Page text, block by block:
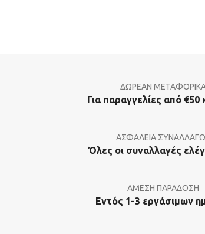
ΔΩΡΕΑΝ
Για παραγγελίες από €50
ΑΣΦΑΛΕΙΑ
Όλες οι συναλλαγές
ΑΜΕΣΗ ΠΑΡΑΔΟΣΗ
Εντός 1-3 εργάσιμων